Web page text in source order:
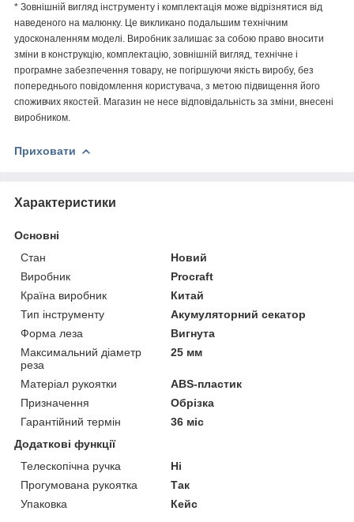
* Зовнішній вигляд інструменту і комплектація може відрізнятися від
наведеного на малюнку. Це викликано подальшим технічним
удосконаленням моделі. Виробник залишає за собою право вносити
зміни в конструкцію, комплектацію, зовнішній вигляд, технічне і
програмне забезпечення товару, не погіршуючи якість виробу, без
попереднього повідомлення користувача, з метою підвищення його
споживчих якостей. Магазин не несе відповідальність за зміни, внесені
виробником.
Приховати
Характеристики
Основні
Стан
Новий
Виробник
Procraft
Країна виробник
Китай
Тип інструменту
Акумуляторний секатор
Форма леза
Вигнута
Максимальний діаметр
реза
25 мм
Матеріал рукоятки
ABS-пластик
Призначення
Обрізка
Гарантійний термін
36 міс
Додаткові функції
Телескопічна ручка
Ні
Прогумована рукоятка
Так
Упаковка
Кейс